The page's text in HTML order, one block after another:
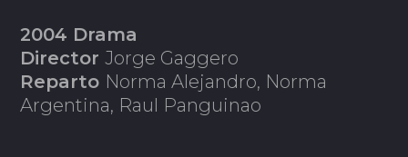
2004 Drama
DirectorJorge Gaggero
Reparto Norma Alejandro, Norma
Argentina, Raul Panguinao